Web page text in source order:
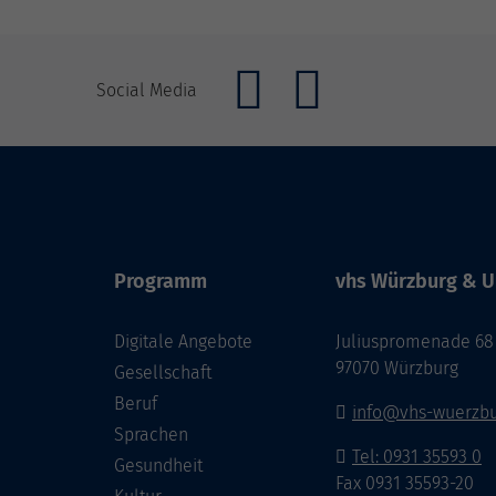
Social Media
Programm
Digitale Angebote
Gesellschaft
Beruf
Sprachen
Gesundheit
vhs Würzburg &
Juliuspromenade 68
97070 Würzburg
info@vhs-
Tel: 0931 35593 0
Fax 0931 35593-20